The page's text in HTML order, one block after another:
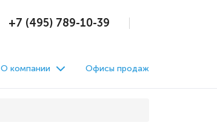
+7 (495) 789-10-39
О компании Офисы продаж